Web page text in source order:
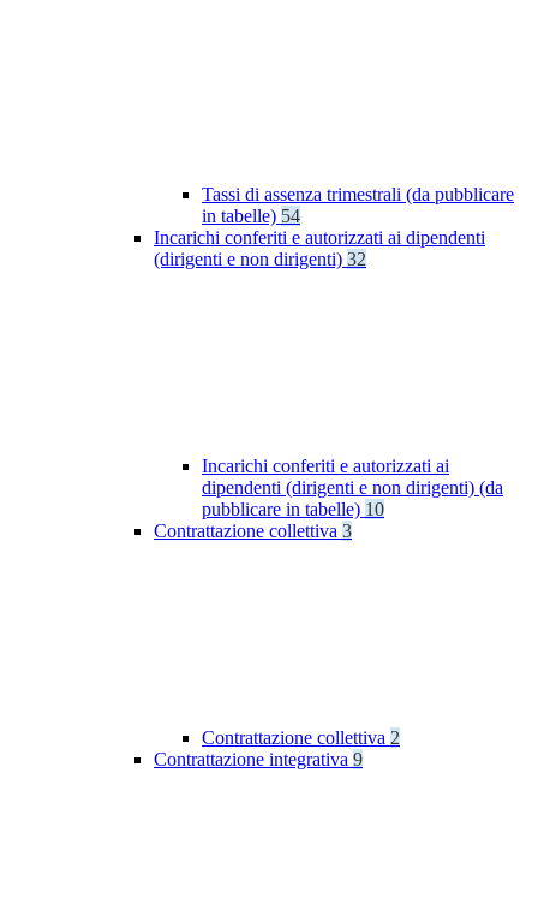
Tassi di assenza trimestrali (da pubblicare
in tabelle) 54
Incarichi conferiti e autorizzati ai dipendenti
(dirigenti e non dirigenti) 32
Incarichi conferiti e autorizzati ai
dipendenti (dirigenti e non dirigenti) (da
pubblicare in tabelle) 10
Contrattazione collettiva 3
Contrattazione collettiva 2
Contrattazione integrativa 9